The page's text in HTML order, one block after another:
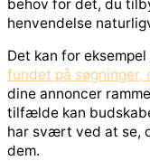
behov for det, du
henvendelse
Det kan for
fundet på søgninger,
dine annoncer
tilfælde kan
har svært ved at se,
dem.